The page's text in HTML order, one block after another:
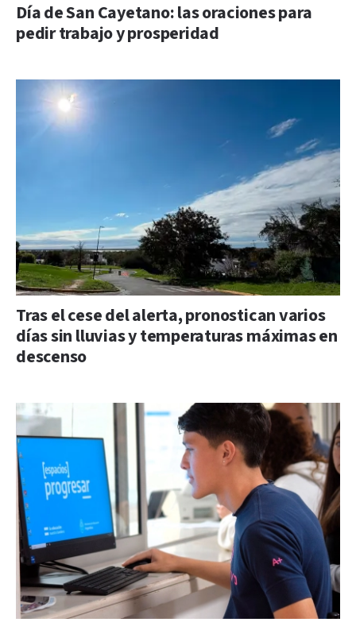
Día de San Cayetano: las oraciones para
pedir trabajo y prosperidad
Tras el cese del alerta, pronostican varios
días sin lluvias y temperaturas máximas en
descenso